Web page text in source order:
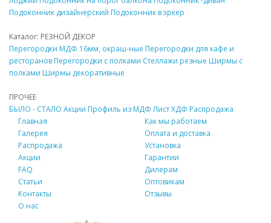
Подоконник дизайнерский Подоконник в эркер
Каталог: РЕЗНОЙ ДЕКОР
Перегородки МДФ 16мм, окраш-ные Перегородки для кафе и
ресторанов Перегородки с полками Стеллажи резные Ширмы с
полками Ширмы декоративные
ПРОЧЕЕ
БЫЛО - СТАЛО Акции Профиль из МДФ Лист ХДФ Распродажа
Главная
Галерея
Распродажа
Акции
FAQ
Статьи
Контакты
О нас
Как мы работаем
Оплата и доставка
Установка
Гарантии
Дилерам
Оптовикам
Отзывы